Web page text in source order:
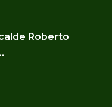
Roberto